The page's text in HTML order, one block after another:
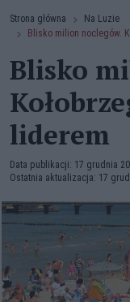
Strona główna
Na Luzie
Blisko milion noclegów.
Blisko
liderem
Data publikacji: 17 grudnia
Ostatnia aktualizacja: 17